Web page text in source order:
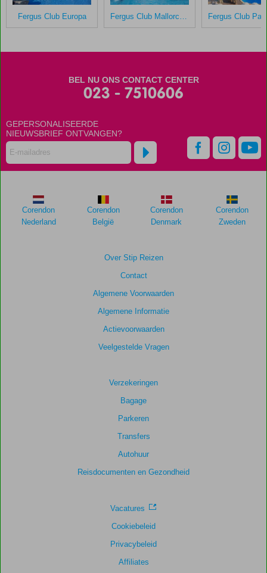
dan
weergegeven
relevantie
van
de
getoonde
Totale
Eten
7,8
Wifi kwaliteit
8,4
Fergus Club Europa Fergus Club Mallorca Waterpark
BEL NU ONS CONTACT CENTER
023 - 7510606
GEPERSONALISEERDE
NIEUWSBRIEF ONTVANGEN?
Over Stip Reizen
Contact
Algemene Voorwaarden
Algemene Informatie
Actievoorwaarden
Veelgestelde Vragen
Verzekeringen
Bagage
Parkeren
Transfers
Autohuur
Reisdocumenten en Gezondheid
Vacatures
Cookiebeleid
Privacybeleid
Affiliates
Corendon
Nederland
Corendon
België
Corendon
Denmark
Corendon
Zweden